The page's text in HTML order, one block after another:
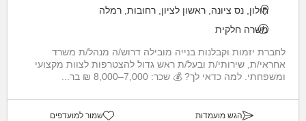
חולון, נס ציונה, ראשון לציון, רחובות, רמלה
משרה חלקית
לחברת יזמות וקבלנות בנייה מובילה דרוש/ה מנהל/ת משרד
אחראי/ת, שירותי/ת ובעל/ת ראש גדול להצטרפות לצוות מקצועי
ומשפחתי. למה כדאי לך? 💰 שכר: 7,000–8,000 ₪ בר...
הגש מועמדות שמור למועדפים